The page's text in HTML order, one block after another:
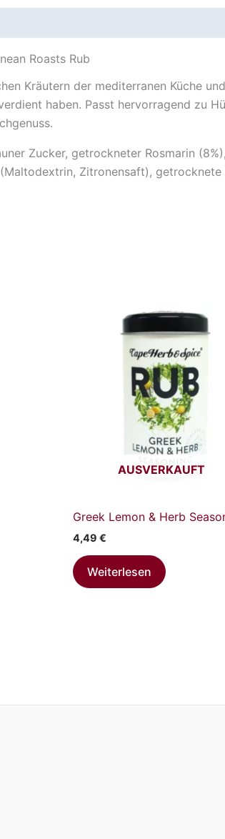
Roasts Rub
Kräutern der mediterranen Küche
haben. Passt hervorragend zu
Zucker, getrockneter Rosmarin
Zitronensaft),
AUSVERKAUFT
Greek Lemon & Herb
4,49€
Weiterlesen